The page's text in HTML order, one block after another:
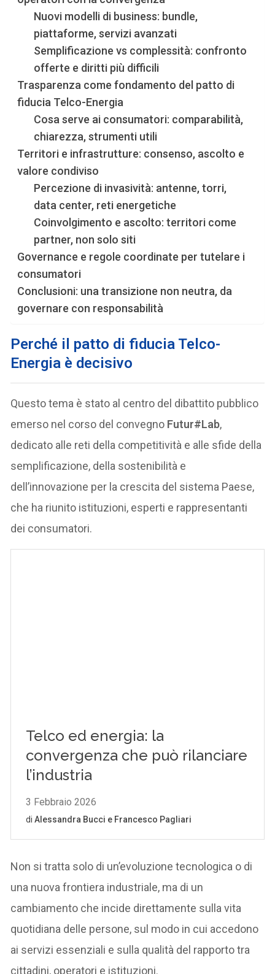
Nuovi modelli di business: bundle,
piattaforme, servizi avanzati
Semplificazione vs complessità: confronto
offerte e diritti più difficili
Trasparenza come fondamento del patto di
fiducia Telco-Energia
Cosa serve ai consumatori: comparabilità,
chiarezza, strumenti utili
Territori e infrastrutture: consenso, ascolto e
valore condiviso
Percezione di invasività: antenne, torri,
data center, reti energetiche
Coinvolgimento e ascolto: territori come
partner, non solo siti
Governance e regole coordinate per tutelare i
consumatori
Conclusioni: una transizione non neutra, da
governare con responsabilità
Perché il patto di fiducia Telco-
Energia è decisivo
Questo tema è stato al centro del dibattito pubblico
emerso nel corso del convegno Futur#Lab,
dedicato alle reti della competitività e alle sfide della
semplificazione, della sostenibilità e
dell’innovazione per la crescita del sistema Paese,
che ha riunito istituzioni, esperti e rappresentanti
dei consumatori.
Non si tratta solo di un’evoluzione tecnologica o di
una nuova frontiera industriale, ma di un
cambiamento che incide direttamente sulla vita
quotidiana delle persone, sul modo in cui accedono
ai servizi essenziali e sulla qualità del rapporto tra
cittadini, operatori e istituzioni.